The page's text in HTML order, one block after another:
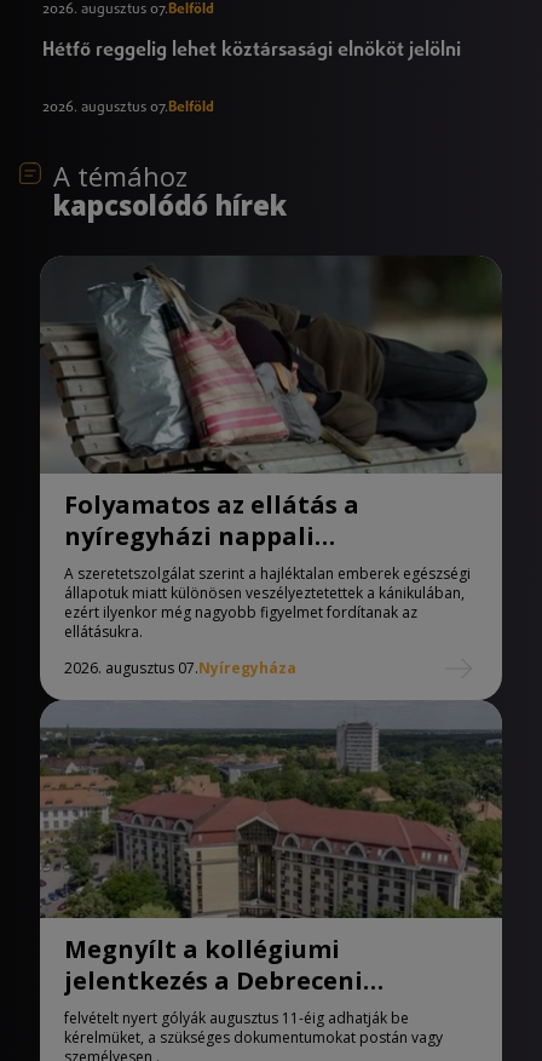
2026. augusztus 07.Belföld
Hétfő reggelig lehet köztársasági elnököt jelölni
2026. augusztus 07.Belföld
A témához
kapcsolódó hírek
Folyamatos az ellátás a
nyíregyházi nappali
melegedőben
A szeretetszolgálat szerint a hajléktalan emberek egészségi
állapotuk miatt különösen veszélyeztetettek a kánikulában,
ezért ilyenkor még nagyobb figyelmet fordítanak az
ellátásukra.
2026. augusztus 07.Nyíregyháza
Megnyílt a kollégiumi
jelentkezés a Debreceni
Egyetemen
felvételt nyert gólyák augusztus 11-éig adhatják be
kérelmüket, a szükséges dokumentumokat postán vagy